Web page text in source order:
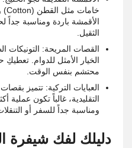
الأقمشة باردة ومناسبة جداً
الثقيل.
القصات المريحة: التونيكات
الخيار الأمثل للدوام.
محتشم بنفس الوقت.
العبايات التركية: تتميز
التقليدية، غالباً تكون
ومناسبة جداً للسفر أو
دليلك لفك شيفرة